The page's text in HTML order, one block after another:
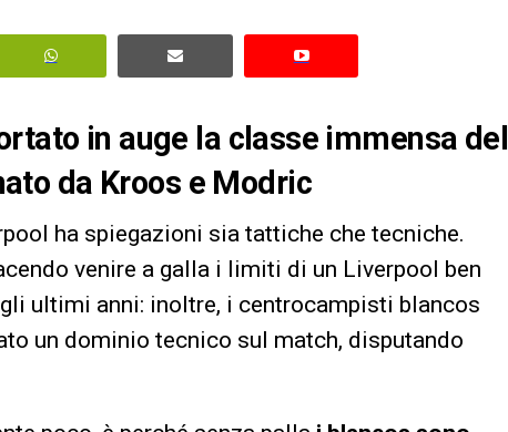
in auge la classe immensa del
da Kroos e Modric
ha spiegazioni sia tattiche che tecniche.
venire a galla i limiti di un Liverpool ben
ultimi anni: inoltre, i centrocampisti blancos
un dominio tecnico sul match, disputando